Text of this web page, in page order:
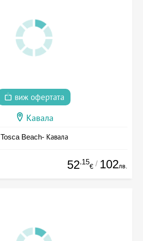
виж офертата
Кавала
Tosca Beach- Кавала
52.15
€ / 102лв.